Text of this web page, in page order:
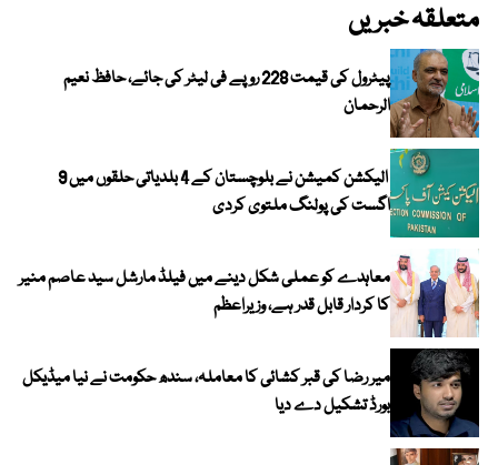
متعلقہ خبریں
پیٹرول کی قیمت 228 روپے فی لیٹر کی جائے، حافظ نعیم
الرحمان
الیکشن کمیشن نے بلوچستان کے 4 بلدیاتی حلقوں میں 9
اگست کی پولنگ ملتوی کردی
معاہدے کو عملی شکل دینے میں فیلڈ مارشل سید عاصم منیر
کا کردار قابل قدر ہے، وزیراعظم
میر رضا کی قبر کشائی کا معاملہ، سندھ حکومت نے نیا میڈیکل
بورڈ تشکیل دے دیا